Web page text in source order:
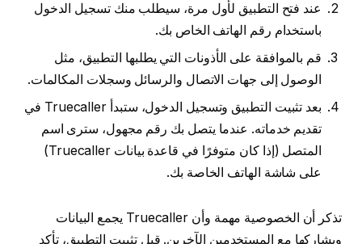
عند فتح التطبيق لأول مرة، سيطلب منك تسجيل الدخول
باستخدام رقم الهاتف الخاص بك.
قم بالموافقة على الأذونات التي يطلبها التطبيق، مثل
الوصول إلى جهات الاتصال والرسائل وسجلات المكالمات.
بعد تثبيت التطبيق وتسجيل الدخول، ستبدأ Truecaller في
تقديم خدماته. عندما يتصل بك رقم مجهول، سترى اسم
المتصل (إذا كان متوفرًا في قاعدة بيانات Truecaller)
على شاشة الهاتف الخاصة بك.
تذكر أن الخصوصية مهمة وأن Truecaller يجمع البيانات
ويشاركها مع المستخدمين الآخرين. قبل تثبيت التطبيق، تأكد